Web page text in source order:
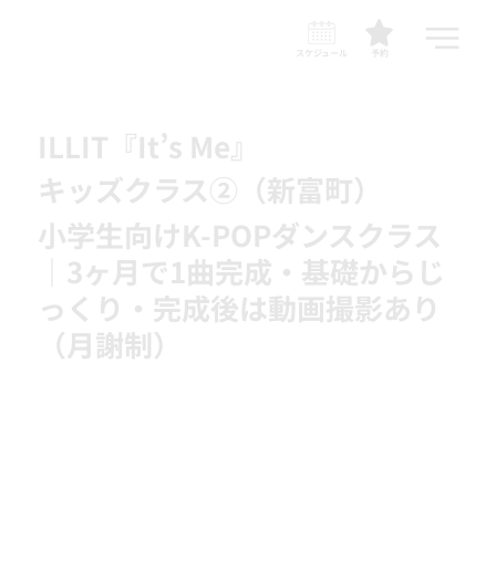
予約
スケジュール
ILLIT『It’s Me』
キッズクラス②（新富町）
小学生向けK-POPダンスクラス
｜3ヶ月で1曲完成・基礎からじ
っくり・完成後は動画撮影あり
（月謝制）